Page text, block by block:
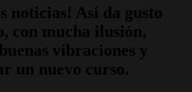
noticias! Así da gusto
con mucha ilusión,
vibraciones y
un nuevo curso.